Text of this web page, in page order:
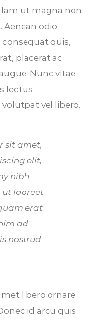
ut magna non
Aenean odio
quis,
placerat ac
Nunc vitae
lectus
vel libero.
sit amet,
elit,
nibh
ut laoreet
erat
ad
nostrud
libero ornare
id arcu quis